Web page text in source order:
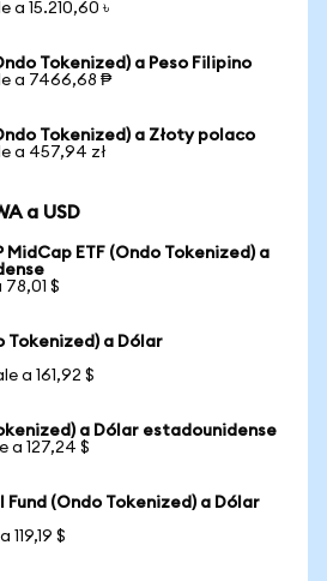
a 15.210,60 ৳
Tokenized) a Peso Filipino
a 7466,68 ₱
Tokenized) a Złoty polaco
a 457,94 zł
a USD
MidCap ETF (Ondo Tokenized) a
$
Tokenized) a Dólar
a 161,92 $
a Dólar estadounidense
a 127,24 $
(Ondo Tokenized) a Dólar
119,19 $